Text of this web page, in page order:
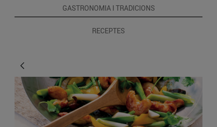
GASTRONOMIA I TRADICIONS
RECEPTES